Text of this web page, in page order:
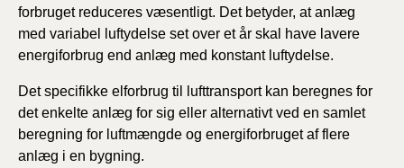
forbruget reduceres væsentligt. Det betyder, at anlæg
med variabel luftydelse set over et år skal have lavere
energiforbrug end anlæg med konstant luftydelse.
Det specifikke elforbrug til lufttransport kan beregnes for
det enkelte anlæg for sig eller alternativt ved en samlet
beregning for luftmængde og energiforbruget af flere
anlæg i en bygning.